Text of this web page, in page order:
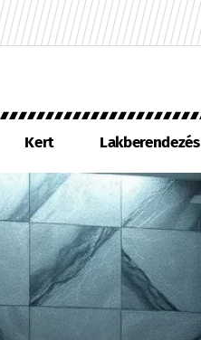
Kert Lakberendezés